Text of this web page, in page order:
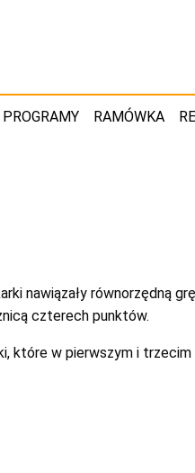
RAMÓWKA
nawiązały równorzędną
czterech punktów.
które w pierwszym i trzecim